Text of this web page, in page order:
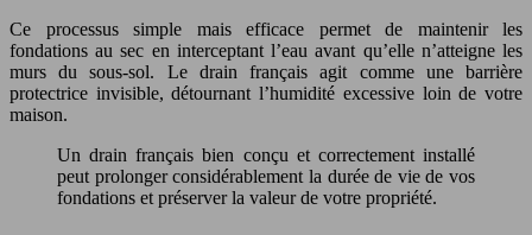
Ce processus simple mais efficace permet de maintenir les
fondations au sec en interceptant l’eau avant qu’elle n’atteigne les
murs du sous-sol. Le drain français agit comme une barrière
protectrice invisible, détournant l’humidité excessive loin de votre
maison.
Un drain français bien conçu et correctement installé
peut prolonger considérablement la durée de vie de vos
fondations et préserver la valeur de votre propriété.